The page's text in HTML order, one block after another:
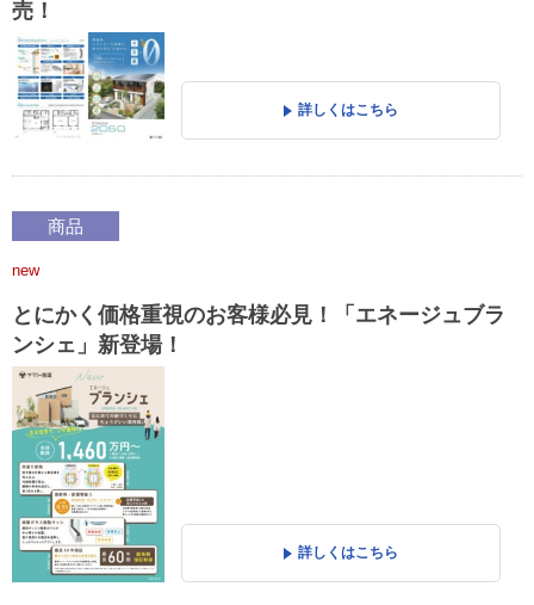
売！
詳しくはこちら
商品
new
とにかく価格重視のお客様必見！「エネージュブラ
ンシェ」新登場！
詳しくはこちら